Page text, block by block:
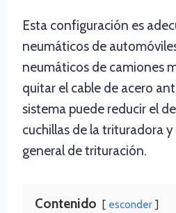
Esta configuración es
neumáticos de
neumáticos de camiones
quitar el cable de acero
sistema puede reducir el
cuchillas de la trituradora
general de trituración.
Contenido esconder